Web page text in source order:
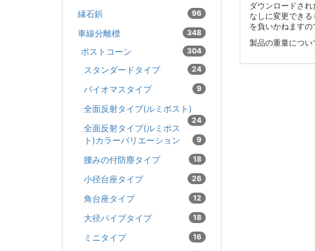
ダウンロードさ
なしに変更でき
を負いかねますの
製品の重量につい
縁石鋲 96
車線分離標 348
ポストコーン 304
スタンダードタイプ 24
バイオマスタイプ 9
全面反射タイプ(ルミポスト)
24
全面反射タイプ(ルミポス
ト)カラーバリエーション
9
腰みの付防塵タイプ 18
小径台座タイプ 26
角台座タイプ 12
大径パイプタイプ 18
ミニタイプ 16